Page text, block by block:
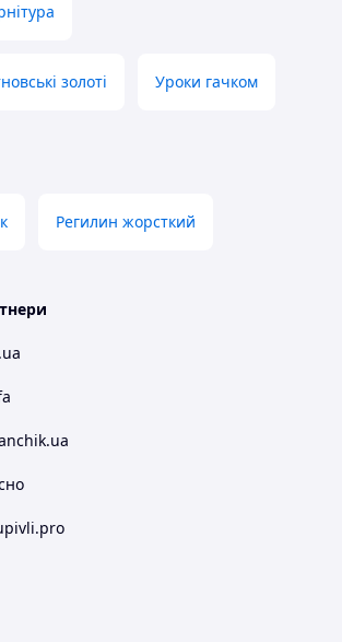
золоті Уроки гачком
Регилин жорсткий